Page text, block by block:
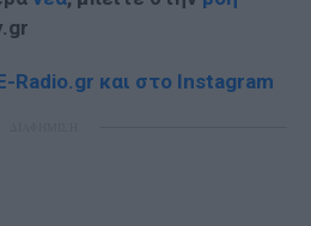
Radio.gr και στο Instagram